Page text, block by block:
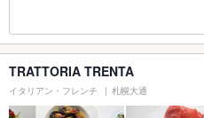
TRATTORIA TRENTA
イタリアン・フレンチ 札幌大通